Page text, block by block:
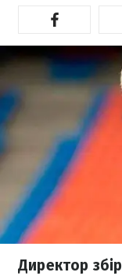
Директор